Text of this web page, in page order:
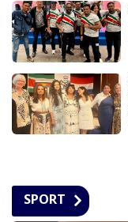
SPORT